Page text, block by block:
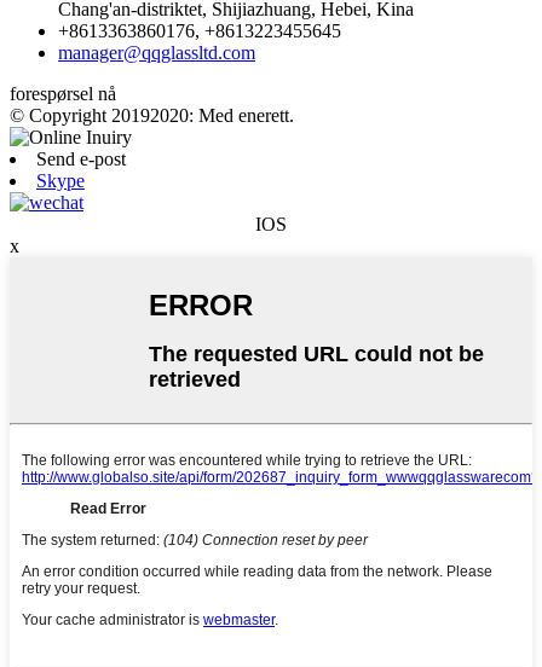
Chang'an-distriktet, Shijiazhuang, Hebei, Kina
+8613363860176, +8613223455645
manager@qqglassltd.com
forespørsel nå
© Copyright 20192020: Med enerett.
Send e-post
Skype
IOS
x